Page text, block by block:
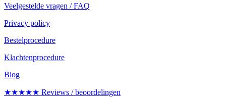
Veelgestelde vragen / FAQ
Privacy policy
Bestelprocedure
Klachtenprocedure
Blog
★★★★★ Reviews / beoordelingen